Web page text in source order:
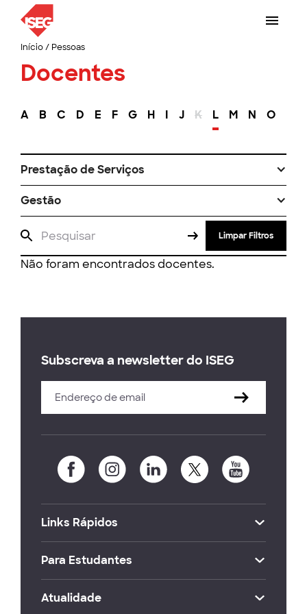
Início/ Pessoas
Docentes
A B C D E F G H I J K L M N O
Prestação de Serviços
Gestão
Limpar Filtros
Não foram encontrados docentes.
Subscreva a newsletter do ISEG
Links Rápidos
Para Estudantes
Atualidade